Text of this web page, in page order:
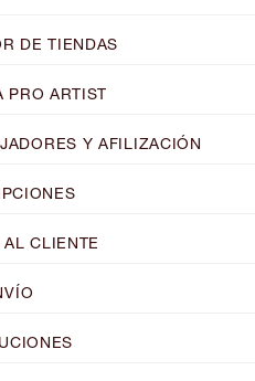
DE TIENDAS
PRO ARTIST
Y AFILIZACIÓN
CLIENTE